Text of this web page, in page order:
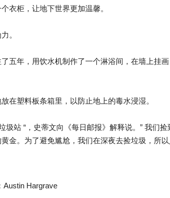
衣柜，让地下世界更加温馨。
。
五年，用饮水机制作了一个淋浴间，在墙上挂
在塑料板条箱里，以防止地上的毒水浸湿。
圾站 “，史蒂文向《每日邮报》解释说。” 我们
金。为了避免尴尬，我们在深夜去捡垃圾，所
Austin Hargrave